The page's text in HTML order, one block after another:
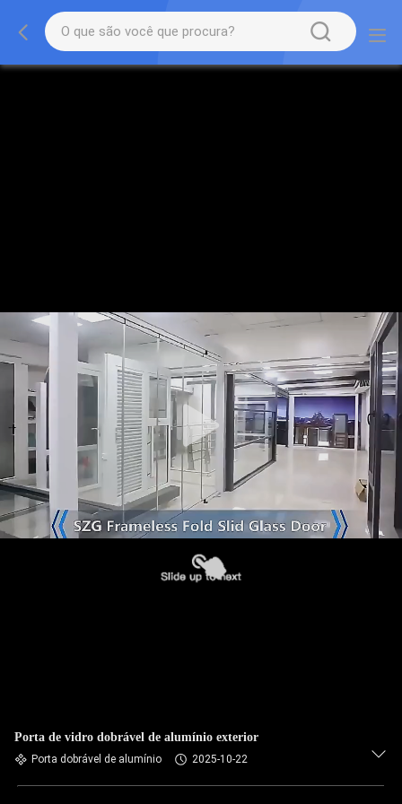
Porta de vidro dobrável de alumínio exterior
Porta dobrável de alumínio 2025-10-22